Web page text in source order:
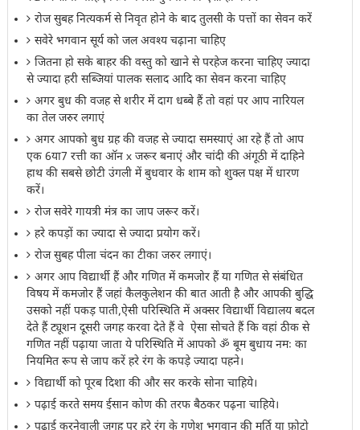
रोज सुबह नित्यकर्म से निवृत होने के बाद तुलसी के पत्तों का सेवन करें
सवेरे भगवान सूर्य को जल अवश्य चढ़ाना चाहिए
जितना हो सके बाहर की वस्तु को खाने से परहेज करना चाहिए ज्यादा
से ज्यादा हरी सब्जियां पालक सलाद आदि का सेवन करना चाहिए
अगर बुध की वजह से शरीर में दाग धब्बे हैं तो वहां पर आप नारियल
का तेल जरुर लगाएं
अगर आपको बुध ग्रह की वजह से ज्यादा समस्याएं आ रहे हैं तो आप
एक 6या7 रत्ती का ऑन x जरूर बनाएं और चांदी की अंगूठी में दाहिने
हाथ की सबसे छोटी उंगली में बुधवार के शाम को शुक्ल पक्ष में धारण
करें।
रोज सवेरे गायत्री मंत्र का जाप जरूर करें।
हरे कपड़ों का ज्यादा से ज्यादा प्रयोग करें।
रोज सुबह पीला चंदन का टीका जरुर लगाएं।
अगर आप विद्यार्थी हैं और गणित में कमजोर हैं या गणित से संबंधित
विषय में कमजोर हैं जहां कैलकुलेशन की बात आती है और आपकी बुद्धि
उसको नहीं पकड़ पाती,ऐसी परिस्थिति में अक्सर विद्यार्थी विद्यालय बदल
देते हैं ट्यूशन दूसरी जगह करवा देते हैं वे ऐसा सोचते हैं कि वहां ठीक से
गणित नहीं पढ़ाया जाता ये परिस्थिति में आपको ॐ बूम बुधाय नमः का
नियमित रूप से जाप करें हरे रंग के कपड़े ज्यादा पहने।
विद्यार्थी को पूरब दिशा की और सर करके सोना चाहिये।
पढ़ाई करते समय ईसान कोण की तरफ बैठकर पढ़ना चाहिये।